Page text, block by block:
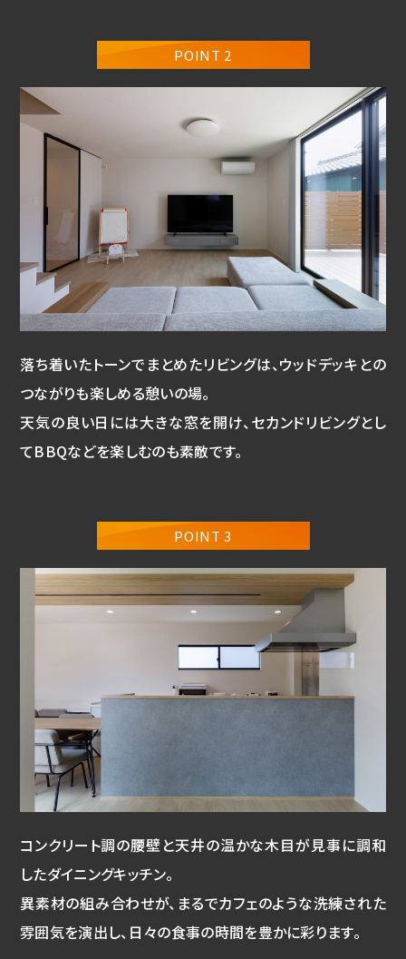
POINT 2
落ち着いたトーンでまとめたリビングは、ウッドデッキとの
つながりも楽しめる憩いの場。
天気の良い日には大きな窓を開け、セカンドリビングとし
てBBQなどを楽しむのも素敵です。
POINT 3
コンクリート調の腰壁と天井の温かな木目が見事に調和
したダイニングキッチン。
異素材の組み合わせが、まるでカフェのような洗練された
雰囲気を演出し、日々の食事の時間を豊かに彩ります。